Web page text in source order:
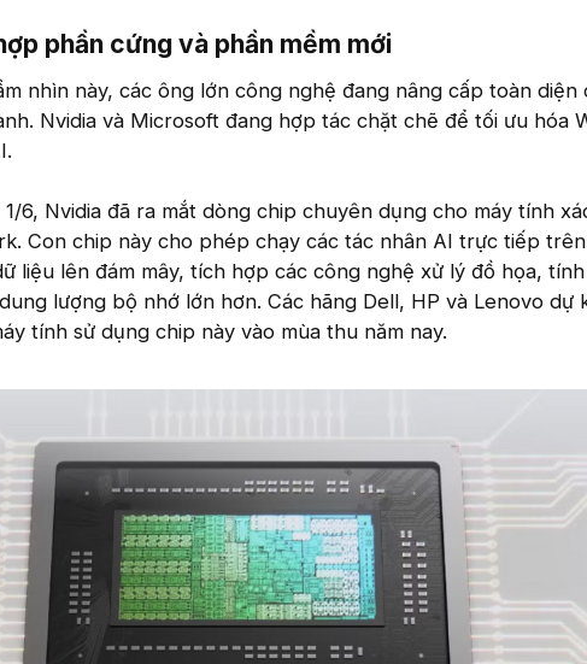
phần cứng và phần mềm mới​
nhìn này, các ông lớn công nghệ đang nâng cấp toàn diện
Nvidia và Microsoft đang hợp tác chặt chẽ để tối ưu hóa
6, Nvidia đã ra mắt dòng chip chuyên dụng cho máy tính
Con chip này cho phép chạy các tác nhân AI trực tiếp
liệu lên đám mây, tích hợp các công nghệ xử lý đồ họa,
lượng bộ nhớ lớn hơn. Các hãng Dell, HP và Lenovo dự
tính sử dụng chip này vào mùa thu năm nay.